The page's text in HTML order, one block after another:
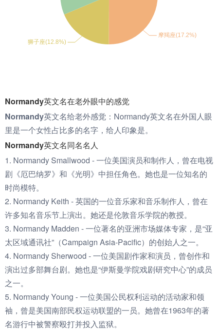
Normandy英文名在老外眼中的感觉
Normandy英文名给老外感觉： Normandy英文名在外国人眼
里是一个女性占比多的名字，给人印象是。
Normandy英文名同名名人
1. Normandy Smallwood - 一位美国演员和制作人，曾在电视
剧《厄巴纳罗》和《光明》中担任角色。她也是一位知名的
时尚模特。
2. Normandy Keith - 英国的一位音乐家和音乐制作人，曾在
许多知名音乐节上演出。她还是伦敦音乐学院的教授。
3. Normandy Madden - 一位著名的亚洲市场媒体专家，是“亚
太区域通讯社”（Campaign Asia-Pacific）的创始人之一。
4. Normandy Sherwood - 一位美国剧作家和演员，曾创作和
演出过多部舞台剧。她也是“伊斯曼学院戏剧研究中心”的成员
之一。
5. Normandy Young - 一位美国公民权利运动的活动家和领
袖，曾是美国南部民权运动联盟的一员。她曾在1963年的著
名游行中被警察殴打并投入监狱。